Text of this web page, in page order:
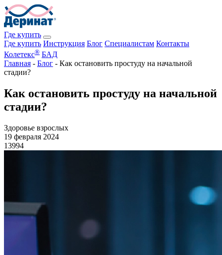
Где купить
Где купить Инструкция Блог Специалистам Контакты
Колетекс® БАД
Главная - Блог - Как остановить простуду на начальной
стадии?
Как остановить простуду на начальной
стадии?
Здоровье взрослых
19 февраля 2024
13994